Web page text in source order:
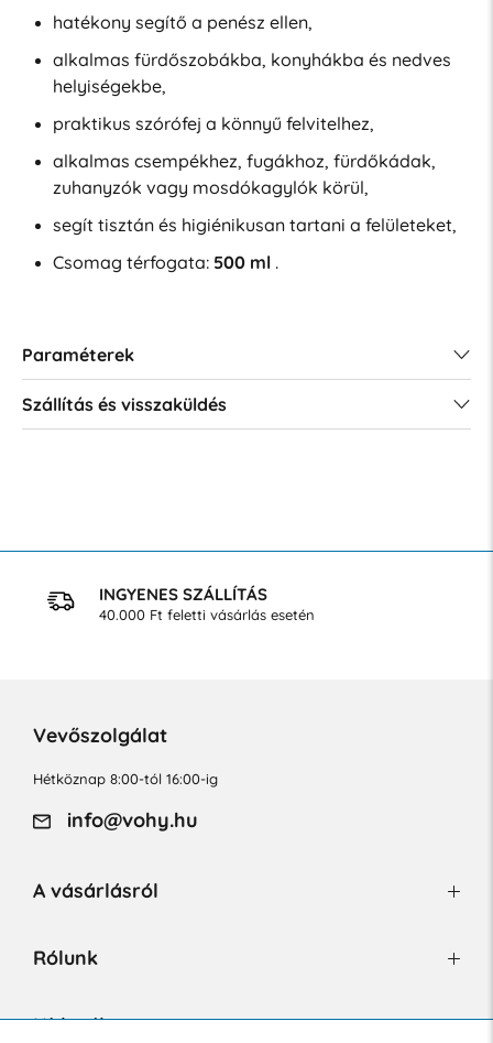
hatékony segítő a penész ellen,
alkalmas fürdőszobákba, konyhákba és nedves
helyiségekbe,
praktikus szórófej a könnyű felvitelhez,
alkalmas csempékhez, fugákhoz, fürdőkádak,
zuhanyzók vagy mosdókagylók körül,
segít tisztán és higiénikusan tartani a felületeket,
Csomag térfogata: 500 ml.
Paraméterek
Szállítás és visszaküldés
INGYENES SZÁLLÍTÁS
40.000 Ft feletti vásárlás esetén
Vevőszolgálat
Hétköznap 8:00-tól 16:00-ig
info@vohy.hu
A vásárlásról
Rólunk
Hírlevél